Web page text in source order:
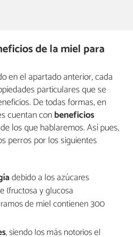
de la miel para
en el apartado anterior, cada
particulares que se
De todas formas, en
cuentan conbeneficios
los que hablaremos. Así pues,
perros por los siguientes
debido a los azúcares
(fructosa y glucosa
de miel contienen 300
, siendo los más notorios el